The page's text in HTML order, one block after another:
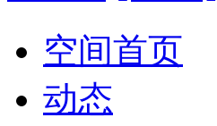
空间首页
动态